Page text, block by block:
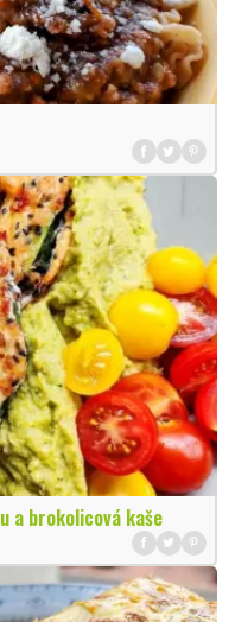
a brokolicová kaše